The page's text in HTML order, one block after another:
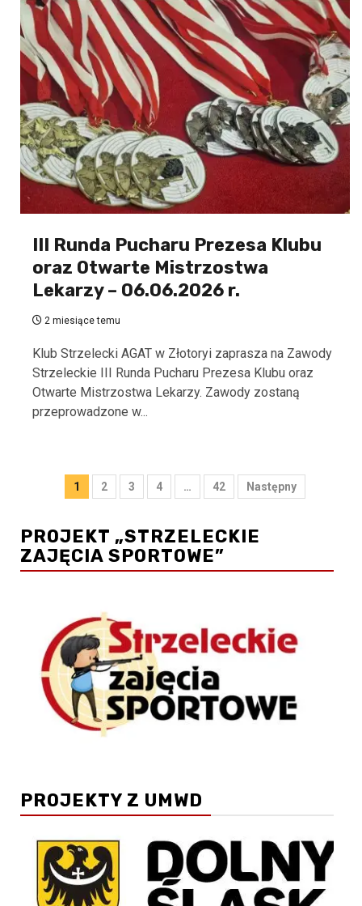
III Runda Pucharu Prezesa Klubu
oraz Otwarte Mistrzostwa
Lekarzy – 06.06.2026 r.
2 miesiące temu
Klub Strzelecki AGAT w Złotoryi zaprasza na Zawody
Strzeleckie III Runda Pucharu Prezesa Klubu oraz
Otwarte Mistrzostwa Lekarzy. Zawody zostaną
przeprowadzone w...
Stronicowanie
1 2 3 4 … 42 Następny
PROJEKT „STRZELECKIE
ZAJĘCIA SPORTOWE”
PROJEKTY Z UMWD